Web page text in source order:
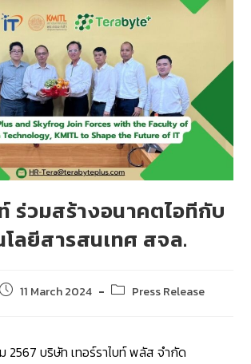
ร่วมสร้างอนาคตไอทีกับ
ลยีสารสนเทศ สจล.
11 March 2024 Press Release
2567 บริษัท เทอร์ราไบท์ พลัส จำกัด